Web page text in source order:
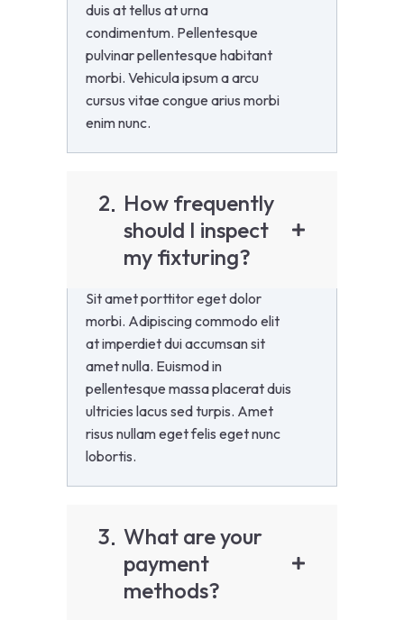
duis at tellus at urna
condimentum. Pellentesque
pulvinar pellentesque habitant
morbi. Vehicula ipsum a arcu
cursus vitae congue arius morbi
enim nunc.
2 How frequently
should I inspect
my fixturing?
Sit amet porttitor eget dolor
morbi. Adipiscing commodo elit
at imperdiet dui accumsan sit
amet nulla. Euismod in
pellentesque massa placerat duis
ultricies lacus sed turpis. Amet
risus nullam eget felis eget nunc
lobortis.
3 What are your
payment
methods?